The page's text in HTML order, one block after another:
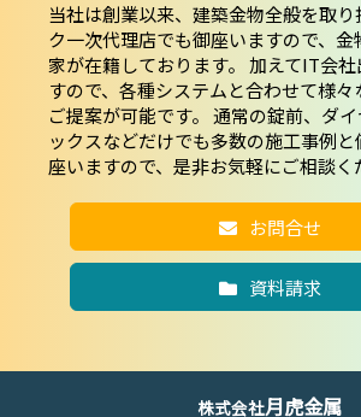
当社は創業以来、建築金物全般を取り
ク一次代理店でも御座いますので、金
家が在籍しております。 加えてIT会
すので、各種システムと合わせて様々
ご提案が可能です。 通常の錠前、ダ
ックスなどだけでも多数の施工事例
座いますので、是非お気軽にご相談く
お問合せ
資料請求
株式会社月虎金属